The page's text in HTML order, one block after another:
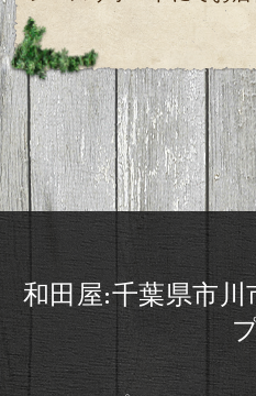
和田屋:千葉県市